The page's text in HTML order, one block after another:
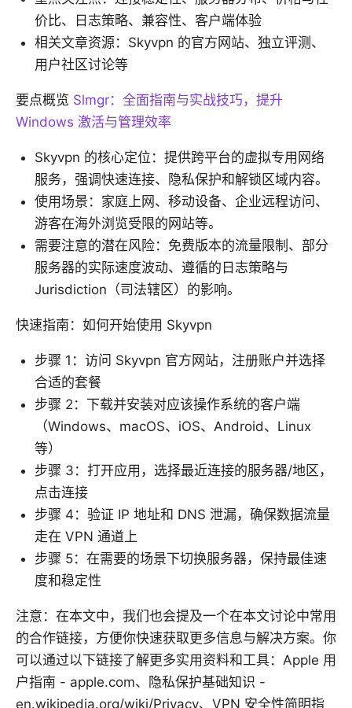
价比、日志策略、兼容性、客户端体验
相关文章资源：Skyvpn 的官方网站、独立评测、
用户社区讨论等
要点概览 Slmgr：全面指南与实战技巧，提升
Windows 激活与管理效率
Skyvpn 的核心定位：提供跨平台的虚拟专用网络
服务，强调快速连接、隐私保护和解锁区域内容。
使用场景：家庭上网、移动设备、企业远程访问、
游客在海外浏览受限的网站等。
需要注意的潜在风险：免费版本的流量限制、部分
服务器的实际速度波动、遵循的日志策略与
Jurisdiction（司法辖区）的影响。
快速指南：如何开始使用 Skyvpn
步骤 1：访问 Skyvpn 官方网站，注册账户并选择
合适的套餐
步骤 2：下载并安装对应该操作系统的客户端
（Windows、macOS、iOS、Android、Linux
等）
步骤 3：打开应用，选择最近连接的服务器/地区，
点击连接
步骤 4：验证 IP 地址和 DNS 泄漏，确保数据流量
走在 VPN 通道上
步骤 5：在需要的场景下切换服务器，保持最佳速
度和稳定性
注意：在本文中，我们也会提及一个在本文讨论中常用
的合作链接，方便你快速获取更多信息与解决方案。你
可以通过以下链接了解更多实用资料和工具：Apple 用
户指南 - apple.com、隐私保护基础知识 -
en.wikipedia.org/wiki/Privacy、VPN 安全性简明指